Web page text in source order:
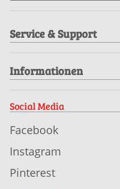
Service & Support
Informationen
Social Media
Facebook
Instagram
Pinterest